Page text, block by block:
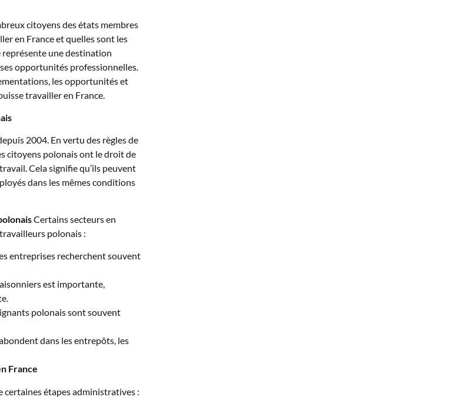
citoyens des états membres
en France et quelles sont les
représente une destination
opportunités professionnelles.
les opportunités et
travailler en France.
2004. En vertu des règles de
citoyens polonais ont le droit de
Cela signifie qu’ils peuvent
dans les mêmes conditions
Certains secteurs en
polonais :
entreprises recherchent souvent
est importante,
polonais sont souvent
dans les entrepôts, les
France
certaines étapes administratives :